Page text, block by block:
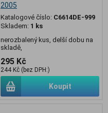
2005
Katalogové číslo: C6614DE-999
Skladem: 1 ks
nerozbalený kus, delší dobu na
skladě,
295 Kč
244 Kč (bez DPH:)
Koupit